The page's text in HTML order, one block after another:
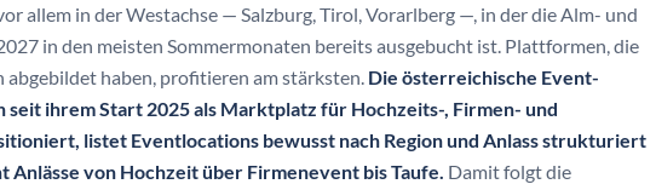
allem in der Westachse — Salzburg, Tirol, Vorarlberg —, in der die Alm- und
in den meisten Sommermonaten bereits ausgebucht ist. Plattformen, die
haben, profitieren am stärksten. Die österreichische Event-
seit ihrem Start 2025 als Marktplatz für Hochzeits-, Firmen- und
listet Eventlocations bewusst nach Region und Anlass strukturiert
Anlässe von Hochzeit über Firmenevent bis Taufe. Damit folgt die